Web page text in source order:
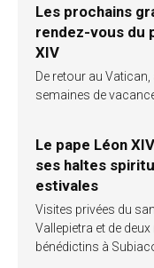
Les prochains
rendez-vous du
XIV
De retour au
semaines de
Le pape Léon
ses haltes
estivales
Visites privées du
Vallepietra et de
bénédictins à